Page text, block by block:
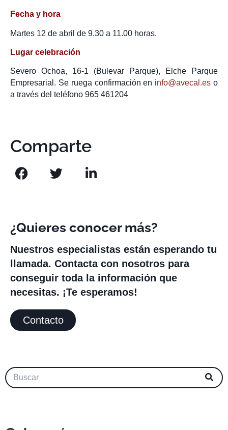
Fecha y hora
Martes 12 de abril de 9.30 a 11.00 horas.
Lugar celebración
Severo Ochoa, 16-1 (Bulevar Parque), Elche Parque
Empresarial. Se ruega confirmación en info@avecal.es o
a través del teléfono 965 461204
Comparte
¿Quieres conocer más?
Nuestros especialistas están esperando tu
llamada. Contacta con nosotros para
conseguir toda la información que
necesitas. ¡Te esperamos!
Contacto